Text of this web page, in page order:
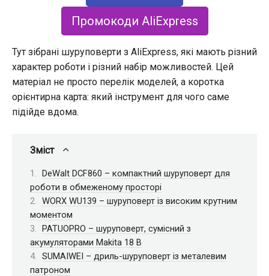
Промокоди AliExpress
Тут зібрані шуруповерти з AliExpress, які мають різний
характер роботи і різний набір можливостей. Цей
матеріал не просто перелік моделей, а коротка
орієнтирна карта: який інструмент для чого саме
підійде вдома.
Зміст
DeWalt DCF860 – компактний шуруповерт для
роботи в обмеженому просторі
WORX WU139 – шуруповерт із високим крутним
моментом
PATUOPRO – шуруповерт, сумісний з
акумуляторами Makita 18 В
SUMAIWEI – дриль-шуруповерт із металевим
патроном